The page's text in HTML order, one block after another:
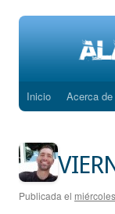
Saltar
contenido
Inicio Acerca
Publicada el